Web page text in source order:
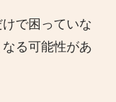
で困っていな
る可能性があ